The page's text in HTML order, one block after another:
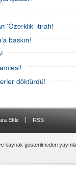
‘Özerklik’ itirafı!
baskın!
döktürdü!
Ekle RSS
kaynak gösterilmeden